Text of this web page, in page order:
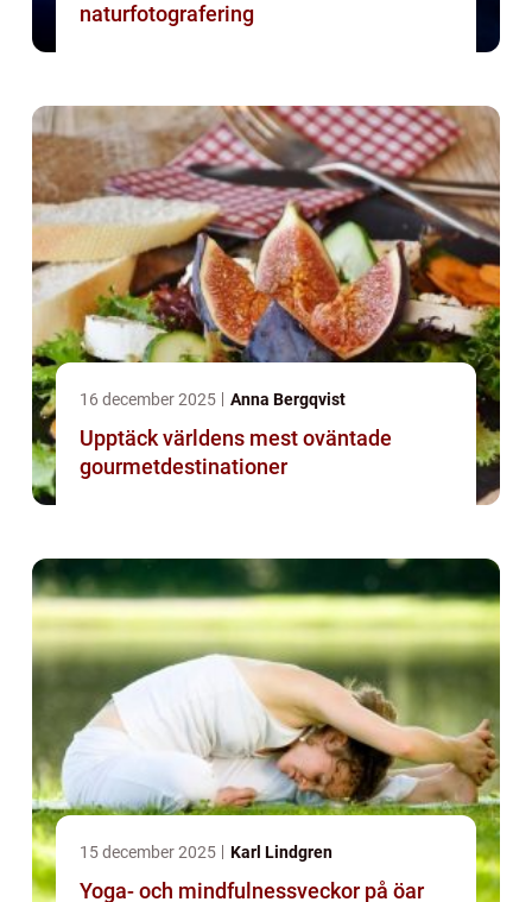
naturfotografering
16 december 2025 Anna Bergqvist
Upptäck världens mest oväntade
gourmetdestinationer
15 december 2025 Karl Lindgren
Yoga- och mindfulnessveckor på öar